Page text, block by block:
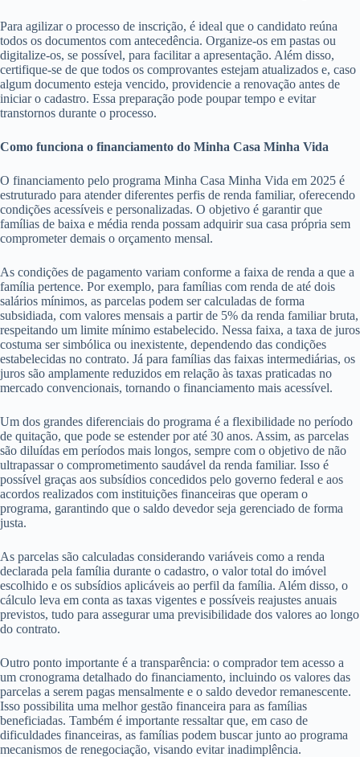
Para agilizar o processo de inscrição, é ideal que o candidato reúna
todos os documentos com antecedência. Organize-os em pastas ou
digitalize-os, se possível, para facilitar a apresentação. Além disso,
certifique-se de que todos os comprovantes estejam atualizados e, caso
algum documento esteja vencido, providencie a renovação antes de
iniciar o cadastro. Essa preparação pode poupar tempo e evitar
transtornos durante o processo.
Como funciona o financiamento do Minha Casa Minha Vida
O financiamento pelo programa Minha Casa Minha Vida em 2025 é
estruturado para atender diferentes perfis de renda familiar, oferecendo
condições acessíveis e personalizadas. O objetivo é garantir que
famílias de baixa e média renda possam adquirir sua casa própria sem
comprometer demais o orçamento mensal.
As condições de pagamento variam conforme a faixa de renda a que a
família pertence. Por exemplo, para famílias com renda de até dois
salários mínimos, as parcelas podem ser calculadas de forma
subsidiada, com valores mensais a partir de 5% da renda familiar bruta,
respeitando um limite mínimo estabelecido. Nessa faixa, a taxa de juros
costuma ser simbólica ou inexistente, dependendo das condições
estabelecidas no contrato. Já para famílias das faixas intermediárias, os
juros são amplamente reduzidos em relação às taxas praticadas no
mercado convencionais, tornando o financiamento mais acessível.
Um dos grandes diferenciais do programa é a flexibilidade no período
de quitação, que pode se estender por até 30 anos. Assim, as parcelas
são diluídas em períodos mais longos, sempre com o objetivo de não
ultrapassar o comprometimento saudável da renda familiar. Isso é
possível graças aos subsídios concedidos pelo governo federal e aos
acordos realizados com instituições financeiras que operam o
programa, garantindo que o saldo devedor seja gerenciado de forma
justa.
As parcelas são calculadas considerando variáveis como a renda
declarada pela família durante o cadastro, o valor total do imóvel
escolhido e os subsídios aplicáveis ao perfil da família. Além disso, o
cálculo leva em conta as taxas vigentes e possíveis reajustes anuais
previstos, tudo para assegurar uma previsibilidade dos valores ao longo
do contrato.
Outro ponto importante é a transparência: o comprador tem acesso a
um cronograma detalhado do financiamento, incluindo os valores das
parcelas a serem pagas mensalmente e o saldo devedor remanescente.
Isso possibilita uma melhor gestão financeira para as famílias
beneficiadas. Também é importante ressaltar que, em caso de
dificuldades financeiras, as famílias podem buscar junto ao programa
mecanismos de renegociação, visando evitar inadimplência.